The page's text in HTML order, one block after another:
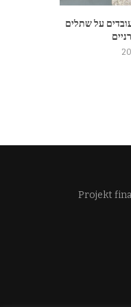
עובדים על שתלים
Projekt